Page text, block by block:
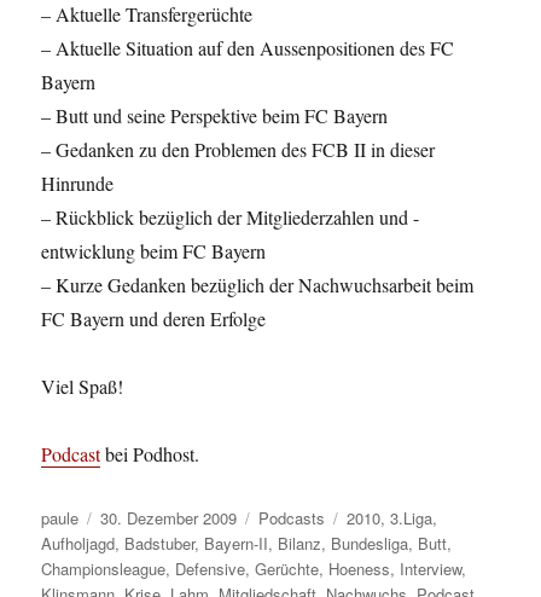
– Aktuelle Transfergerüchte
– Aktuelle Situation auf den Aussenpositionen des FC
Bayern
– Butt und seine Perspektive beim FC Bayern
– Gedanken zu den Problemen des FCB II in dieser
Hinrunde
– Rückblick bezüglich der Mitgliederzahlen und -
entwicklung beim FC Bayern
– Kurze Gedanken bezüglich der Nachwuchsarbeit beim
FC Bayern und deren Erfolge
Viel Spaß!
Podcastbei Podhost.
Autor
paule
Veröffentlicht
am
30. Dezember 2009 Kategorien
Podcasts Schlagwörter
2010,3.Liga,
Aufholjagd, Badstuber, Bayern-II, Bilanz, Bundesliga, Butt,
Championsleague, Defensive,Gerüchte, Hoeness, Interview,